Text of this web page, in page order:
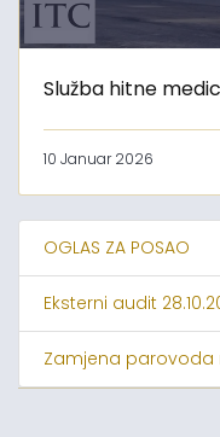
Služba hitne
10 Januar 2026
OGLAS ZA POSAO
Eksterni audit
Zamjena parovoda